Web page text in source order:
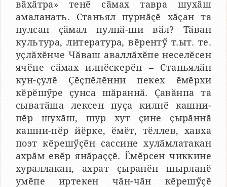
вӑхӑтра» тенӗ сӑмах тавра шухӑш
амаланать. Станьял пурнӑҫӗ хӑҫан та
пулсан ҫӑмал пулнӑ-ши вӑл? Тӑван
культура, литература, вӗрентӳ т.ыт. те.
уҫлӑхӗнче Чӑваш аваллӑхӗпе неселӗсен
ячӗпе сӑмах илнӗскерӗн – Станьялӑн
кун-ҫулӗ Ҫӗҫпӗлӗнни пекех ӗмӗрхи
кӗрӗшӳре ҫунса шӑраннӑ. Ҫавӑнпа та
сыватӑша лексен пуҫа килнӗ кашни-
пӗр шухӑш, шур хут ҫине ҫырӑннӑ
кашни-пӗр йӗрке, ӗмӗт, тӗллев, хавха
поэт кӗрешӳҫӗн сассине хулӑмлатакан
ахрӑм евӗр янӑраҫҫӗ. Ӗмӗрсен чиккине
хураллакан, ахрат ҫыранӗн шырланӗ
умӗпе иртекен чӑн-чӑн кӗрешӳҫӗ